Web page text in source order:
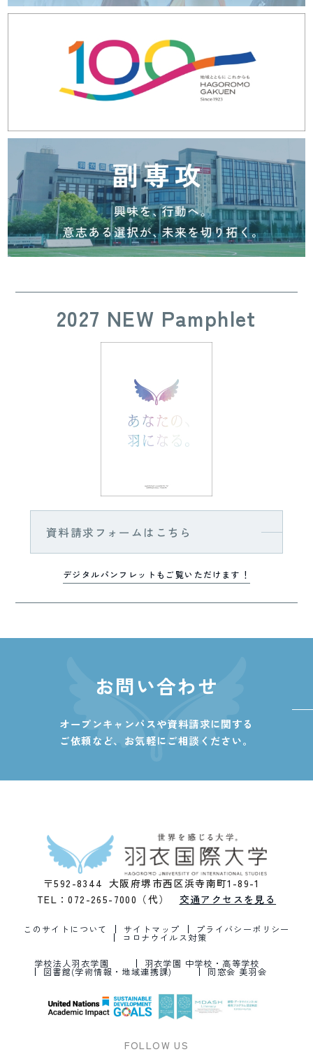
2027 NEW Pamphlet
資料請求フォームはこちら
デジタルパンフレットもご覧いただけます！
お問い合わせ
オープンキャンパスや資料請求に関する
ご依頼など、 お気軽にご相談ください。
〒592-8344 大阪府堺市西区浜寺南町1-89-1
TEL：072-265-7000（代）
交通アクセスを見る
このサイトについて サイトマップ プライバシーポリシー
コロナウイルス対策
学校法人羽衣学園 羽衣学園 中学校・高等学校
図書館(学術情報・地域連携課) 同窓会 美羽会
FOLLOW US